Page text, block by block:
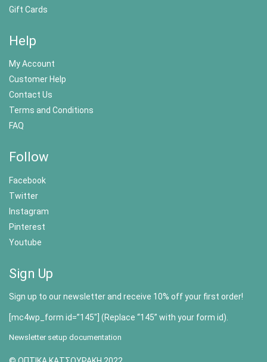
Gift Cards
Help
My Account
Customer Help
Contact Us
Terms and Conditions
FAQ
Follow
Facebook
Twitter
Instagram
Pinterest
Youtube
Sign Up
Sign up to our newsletter and receive 10% off your first order!
[mc4wp_form id=”145″] (Replace “145” with your form id).
Newsletter setup documentation